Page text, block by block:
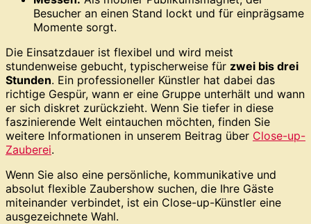
Besucher an einen Stand lockt und für einprägsame
Momente sorgt.
Die Einsatzdauer ist flexibel und wird meist
stundenweise gebucht, typischerweise für zwei bis drei
Stunden. Ein professioneller Künstler hat dabei das
richtige Gespür, wann er eine Gruppe unterhält und wann
er sich diskret zurückzieht. Wenn Sie tiefer in diese
faszinierende Welt eintauchen möchten, finden Sie
weitere Informationen in unserem Beitrag über Close-up-
Zauberei.
Wenn Sie also eine persönliche, kommunikative und
absolut flexible Zaubershow suchen, die Ihre Gäste
miteinander verbindet, ist ein Close-up-Künstler eine
ausgezeichnete Wahl.